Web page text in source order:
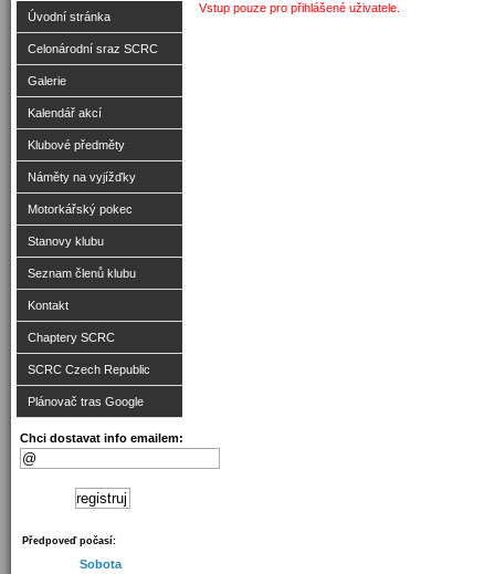
Úvodní stránka
Celonárodní sraz SCRC
Galerie
Kalendář akcí
Klubové předměty
Náměty na vyjížďky
Motorkářský pokec
Stanovy klubu
Seznam členů klubu
Kontakt
Chaptery SCRC
SCRC Czech Republic
Plánovač tras Google
Chci dostavat info emailem:
Předpoveď počasí:
Sobota
Vstup pouze pro přihlášené uživatele.